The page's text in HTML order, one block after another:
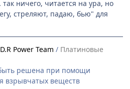
ничего, читается на ура, но
стреляют, падаю, бью" для
Power Team / Платиновые
решена при помощи
взрывчатых веществ